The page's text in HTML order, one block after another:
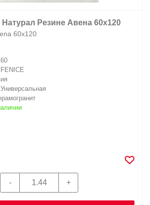
Натурал Резине Авена 60х120
60х120
FENICE
Универсальная